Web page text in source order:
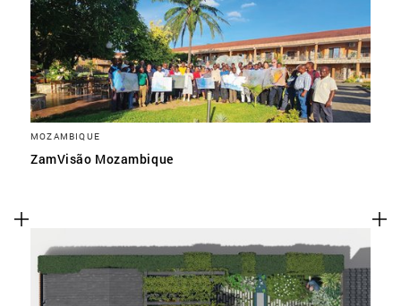
MOZAMBIQUE
ZamVisão Mozambique